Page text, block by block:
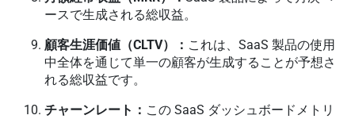
ースで生成される総収益。
顧客生涯価値（CLTV）： これは、SaaS 製品の使用
中全体を通じて単一の顧客が生成することが予想さ
れる総収益です。
チャーンレート： この SaaS ダッシュボードメトリ